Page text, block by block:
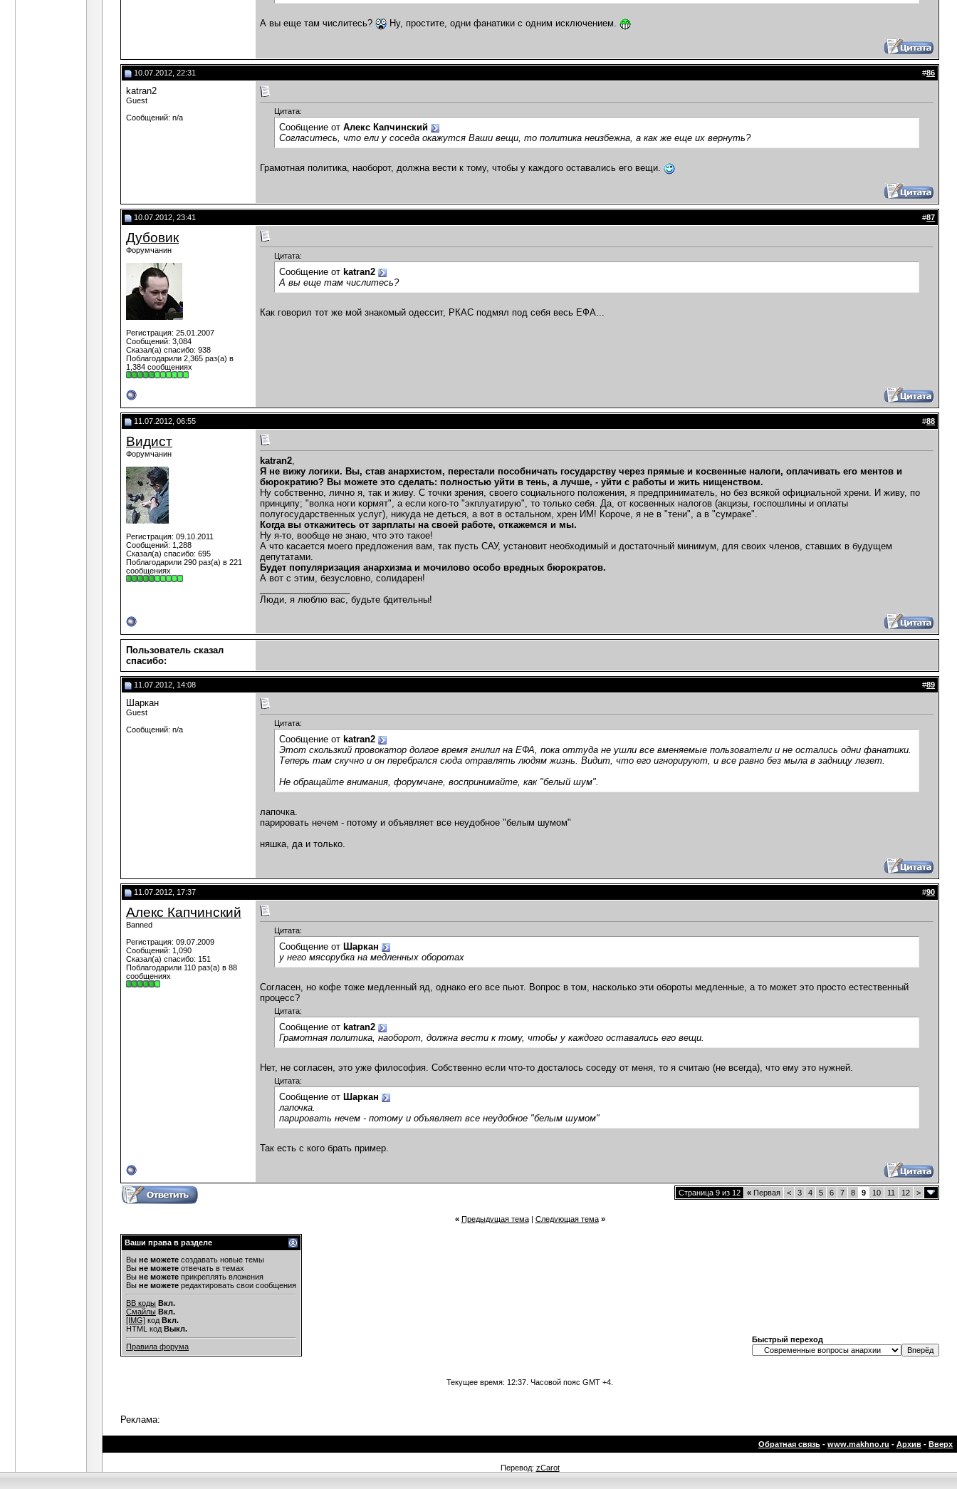
А вы еще там числитесь? Ну, простите, одни фанатики с одним исключением.
10.07.2012, 22:31 #86
katran2
Guest
Сообщений: n/a
Цитата:
Сообщение от Алекс Капчинский
Согласитесь, что ели у соседа окажутся Ваши вещи, то политика неизбежна, а как же еще их вернуть?
Грамотная политика, наоборот, должна вести к тому, чтобы у каждого оставались его вещи.
10.07.2012, 23:41 #87
Дубовик
Форумчанин
Регистрация: 25.01.2007
Сообщений: 3,084
Сказал(а) спасибо: 938
Поблагодарили 2,365 раз(а) в
1,384 сообщениях
Цитата:
Сообщение от katran2
А вы еще там числитесь?
Как говорил тот же мой знакомый одессит, РКАС подмял под себя весь ЕФА...
11.07.2012, 06:55 #88
Видист
Форумчанин
Регистрация: 09.10.2011
Сообщений: 1,288
Сказал(а) спасибо: 695
Поблагодарили 290 раз(а) в 221
сообщениях
katran2,
Я не вижу логики. Вы, став анархистом, перестали пособничать государству через прямые и косвенные налоги, оплачивать его ментов и
бюрократию? Вы можете это сделать: полностью уйти в тень, а лучше, - уйти с работы и жить нищенством.
Ну собственно, лично я, так и живу. С точки зрения, своего социального положения, я предприниматель, но без всякой официальной хрени. И живу, по
принципу; "волка ноги кормят", а если кого-то "экплуатирую", то только себя. Да, от косвенных налогов (акцизы, госпошлины и оплаты
полугосударственных услуг), никуда не деться, а вот в остальном, хрен ИМ! Короче, я не в "тени", а в "сумраке".
Когда вы откажитесь от зарплаты на своей работе, откажемся и мы.
Ну я-то, вообще не знаю, что это такое!
А что касается моего предложения вам, так пусть САУ, установит необходимый и достаточный минимум, для своих членов, ставших в будущем
депутатами.
Будет популяризация анархизма и мочилово особо вредных бюрократов.
А вот с этим, безусловно, солидарен!
Люди, я люблю вас, будьте бдительны!
Пользователь сказал
cпасибо:
11.07.2012, 14:08 #89
Шаркан
Guest
Сообщений: n/a
Цитата:
Сообщение от katran2
Этот скользкий провокатор долгое время гнилил на ЕФА, пока оттуда не ушли все вменяемые пользователи и не остались одни фанатики.
Теперь там скучно и он перебрался сюда отравлять людям жизнь. Видит, что его игнорируют, и все равно без мыла в задницу лезет.
Не обращайте внимания, форумчане, воспринимайте, как "белый шум".
лапочка.
парировать нечем - потому и объявляет все неудобное "белым шумом"
няшка, да и только.
11.07.2012, 17:37 #90
Алекс Капчинский
Banned
Регистрация: 09.07.2009
Сообщений: 1,090
Сказал(а) спасибо: 151
Поблагодарили 110 раз(а) в 88
сообщениях
Цитата:
Сообщение от Шаркан
у него мясорубка на медленных оборотах
Согласен, но кофе тоже медленный яд, однако его все пьют. Вопрос в том, насколько эти обороты медленные, а то может это просто естественный
процесс?
Цитата:
Сообщение от katran2
Грамотная политика, наоборот, должна вести к тому, чтобы у каждого оставались его вещи.
Нет, не согласен, это уже философия. Собственно если что-то досталось соседу от меня, то я считаю (не всегда), что ему это нужней.
Цитата:
Сообщение от Шаркан
лапочка.
парировать нечем - потому и объявляет все неудобное "белым шумом"
Так есть с кого брать пример.
Страница 9 из 12 « Первая < 3 4 5 6 7 8 9 10 11 12 >
« Предыдущая тема| Следующая тема »
Ваши права в разделе
Вы не можете создавать новые темы
Вы не можете отвечать в темах
Вы не можете прикреплять вложения
Вы не можете редактировать свои сообщения
BB коды Вкл.
Смайлы Вкл.
[IMG] код Вкл.
HTML код Выкл.
Правила форума
Быстрый переход
Текущее время: 12:37 . Часовой пояс GMT +4.
Реклама:
Обратная связь - www.makhno.ru - Архив - Вверх
Перевод: zCarot